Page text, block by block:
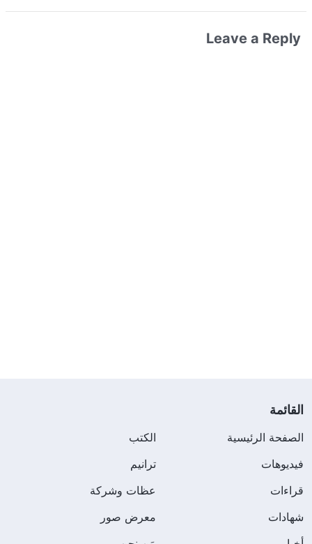
Leave a Reply
القائمة
الصفحة الرئيسية
الكتب
فيديوهات
ترانيم
قراءات
عظات وشركة
شهادات
معرض صور